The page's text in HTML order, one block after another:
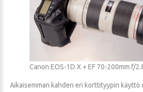
Canon EOS-1D X + EF 70-200mm f/
Aikaisemman kahden eri korttityypin